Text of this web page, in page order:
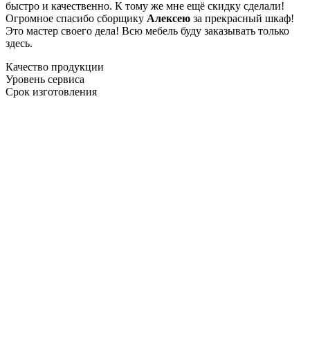
быстро и качественно. К тому же мне ещё скидку сделали!
Огромное спасибо сборщику Алексею за прекрасный шкаф!
Это мастер своего дела! Всю мебель буду заказывать только
здесь.
Качество продукции
Уровень сервиса
Срок изготовления